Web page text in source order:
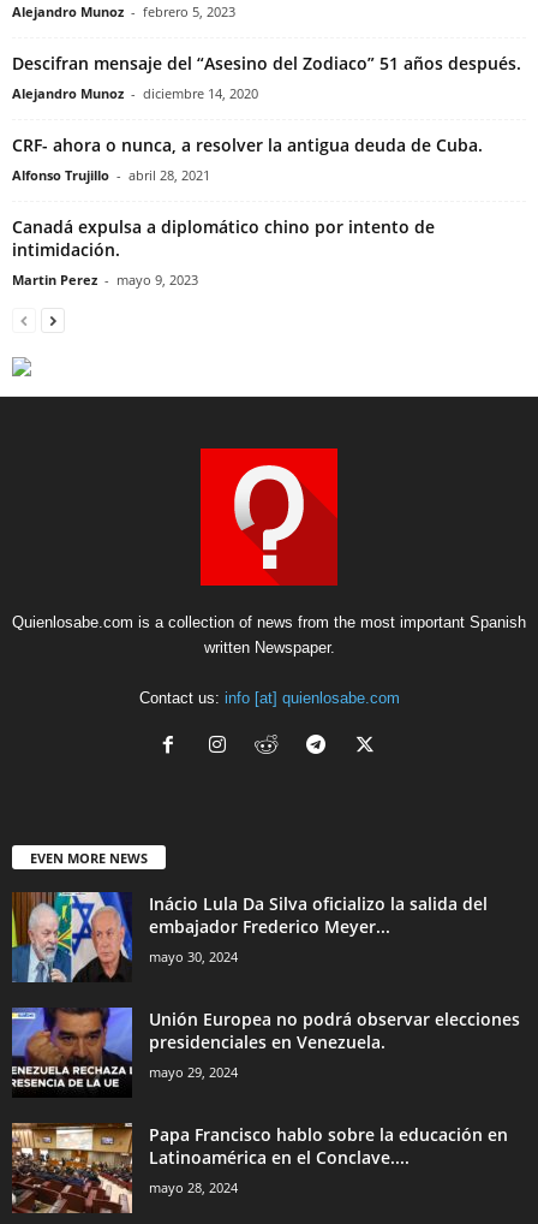
Alejandro Munoz - febrero 5, 2023
Descifran mensaje del “Asesino del Zodiaco” 51 años después.
Alejandro Munoz - diciembre 14, 2020
CRF- ahora o nunca, a resolver la antigua deuda de Cuba.
Alfonso Trujillo - abril 28, 2021
Canadá expulsa a diplomático chino por intento de
intimidación.
Martin Perez - mayo 9, 2023
Quienlosabe.com is a collection of news from the most important Spanish
written Newspaper.
Contact us: info [at] quienlosabe.com
EVEN MORE NEWS
Inácio Lula Da Silva oficializo la salida del
embajador Frederico Meyer...
mayo 30, 2024
Unión Europea no podrá observar elecciones
presidenciales en Venezuela.
mayo 29, 2024
Papa Francisco hablo sobre la educación en
Latinoamérica en el Conclave....
mayo 28, 2024